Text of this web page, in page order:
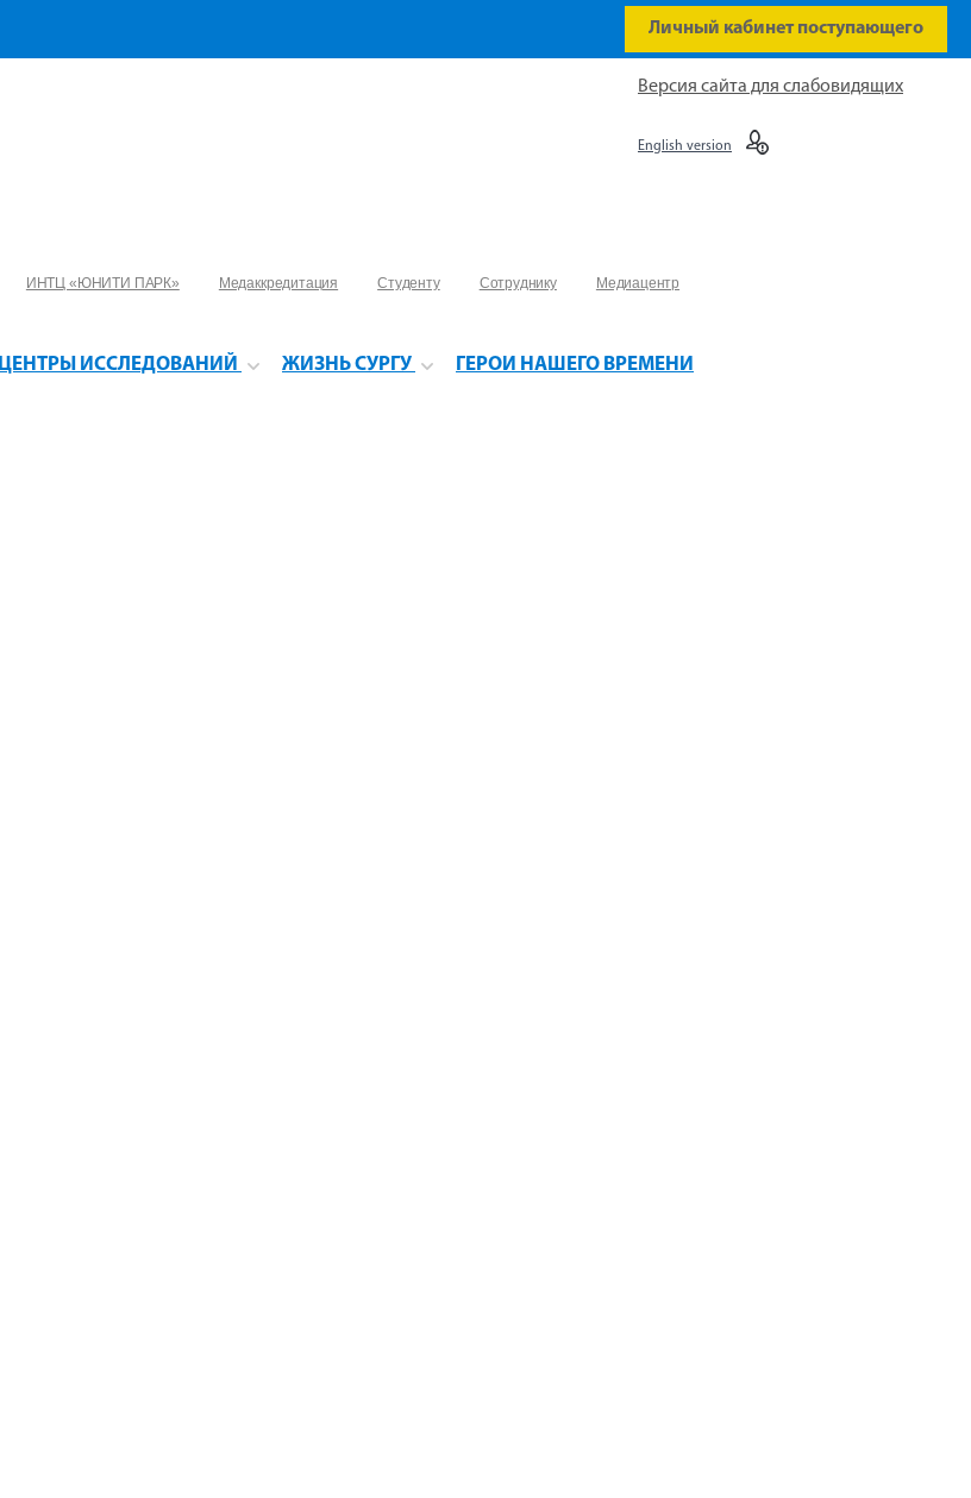
Личный кабинет поступающего
ИНТЦ «ЮНИТИ ПАРК» Медаккредитация Студенту Сотруднику
Медиацентр
ЦЕНТРЫ ИССЛЕДОВАНИЙ ЖИЗНЬ СУРГУ
ГЕРОИ НАШЕГО ВРЕМЕНИ
Версия сайта для слабовидящих
English version